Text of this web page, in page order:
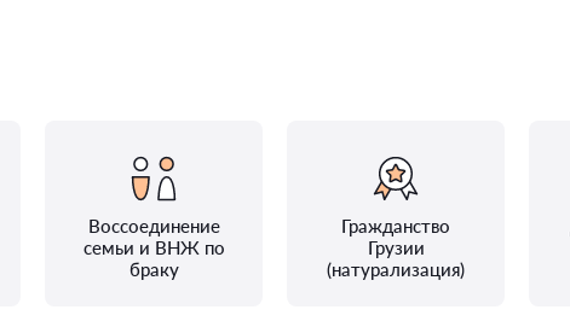
Воссоединение
семьи и ВНЖ по
браку
Гражданство
Грузии
(натурализация)